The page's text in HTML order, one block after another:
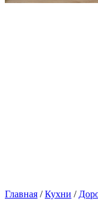
Главная /Кухни /